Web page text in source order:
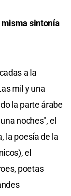
misma sintonía
a la
mil y una
la parte árabe
noches", el
la poesía de la
el
poetas